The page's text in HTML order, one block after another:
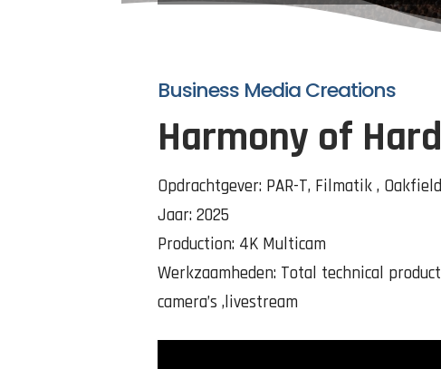
Business Media Creations
Harmony of
Opdrachtgever: PAR-T, Filmatik ,
Jaar: 2025
Production: 4K Multicam
Werkzaamheden: Total technical
camera’s ,livestream